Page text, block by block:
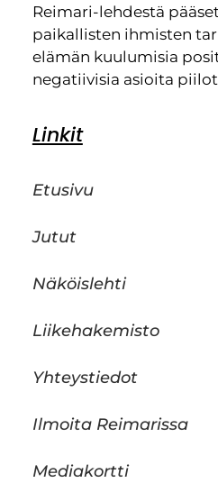
Reimari-lehdestä
paikallisten ihmisten
elämän kuulumisia
negatiivisia asioita
Linkit
Etusivu
Jutut
Näköislehti
Liikehakemisto
Yhteystiedot
Ilmoita Reimarissa
Mediakortti